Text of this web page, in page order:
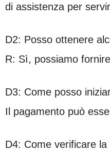
di assistenza per
D2: Posso ottenere
R: Sì, possiamo
D3: Come posso
Il pagamento può
D4: Come verificare